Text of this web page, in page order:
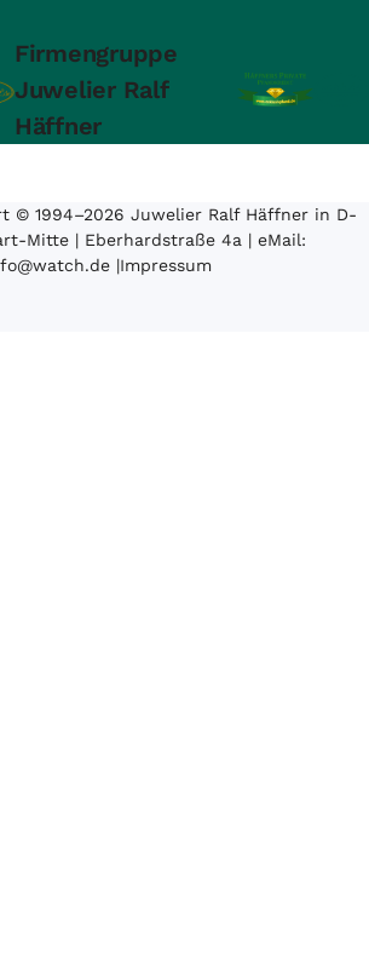
Firmengruppe
Juwelier Ralf
Häffner
© 1994­–2026 Juwelier Ralf Häffner in D-
Mitte | Eberhardstraße 4a | eMail:
|Impressum